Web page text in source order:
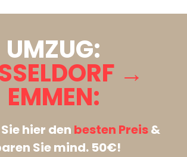
UMZUG:
→
EMMEN:
hier den besten Preis&
Sie mind. 50€!